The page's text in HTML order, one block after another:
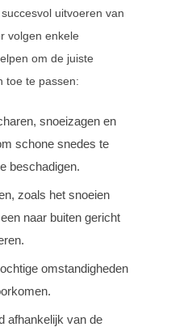
uitvoeren van
volgen enkele
om de juiste
toe te passen:
snoeizagen en
schone snedes te
beschadigen.
zoals het snoeien
naar buiten gericht
omstandigheden
afhankelijk van de